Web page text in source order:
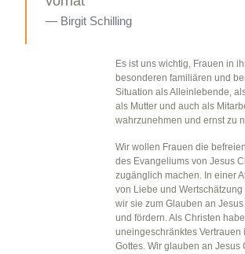
Birgit Schilling
Es ist uns wichtig, Frauen in
besonderen familiären und
Situation als Alleinlebende,
als Mutter und auch als
wahrzunehmen und ernst zu
Wir wollen Frauen die
des Evangeliums von Jesus
zugänglich machen. In einer
von Liebe und Wertschätzung
wir sie zum Glauben an
und fördern. Als Christen
uneingeschränktes Vertrauen
Gottes. Wir glauben an Jesus